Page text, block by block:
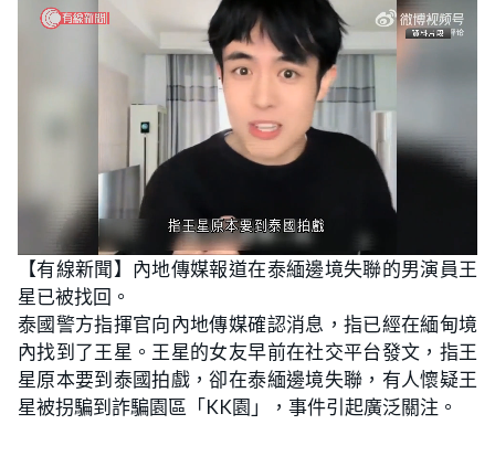
n
m
t
e
L
o
a
d
:
1
0
0
.
0
0
%
【有線新聞】內地傳媒報道在泰緬邊境失聯的男演員王
星已被找回。
泰國警方指揮官向內地傳媒確認消息，指已經在緬甸境
內找到了王星。王星的女友早前在社交平台發文，指王
星原本要到泰國拍戲，卻在泰緬邊境失聯，有人懷疑王
星被拐騙到詐騙園區「KK園」，事件引起廣泛關注。